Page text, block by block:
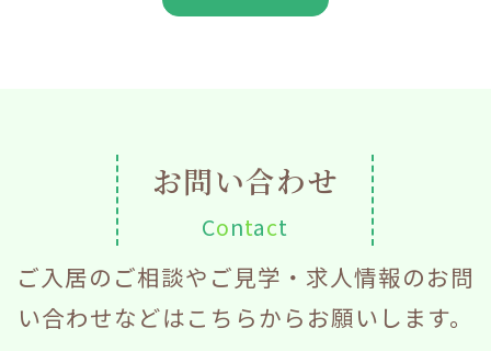
お問い合わせ
Contact
ご入居のご相談やご見学・求人情報のお問
い合わせなどはこちらからお願いします。